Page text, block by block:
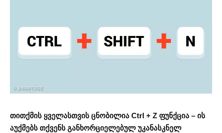
თითქმის ყველასთვის ცნობილია Ctrl + Z ფუნქცია – ის
აუქმებს თქვენს განხორციელებულ უკანასკნელ